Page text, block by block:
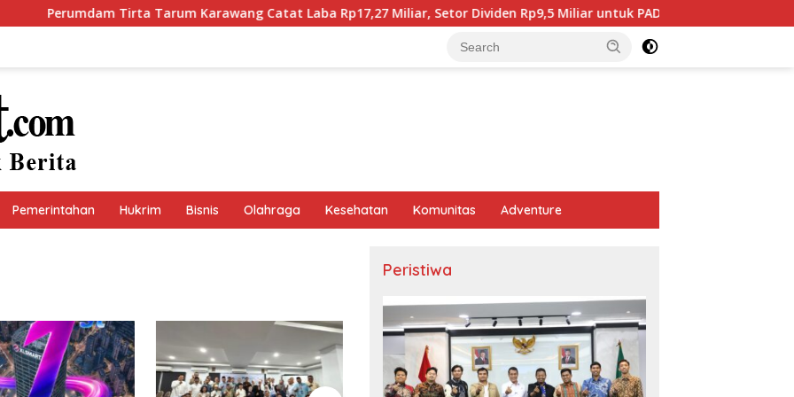
Tirta Tarum Karawang Catat Laba Rp17,27 Miliar, Setor Dividen Rp9,5 Miliar untuk PAD BPJS Kesehatan
Pemerintahan Hukrim Bisnis Olahraga Kesehatan Komunitas Adventure
Peristiwa